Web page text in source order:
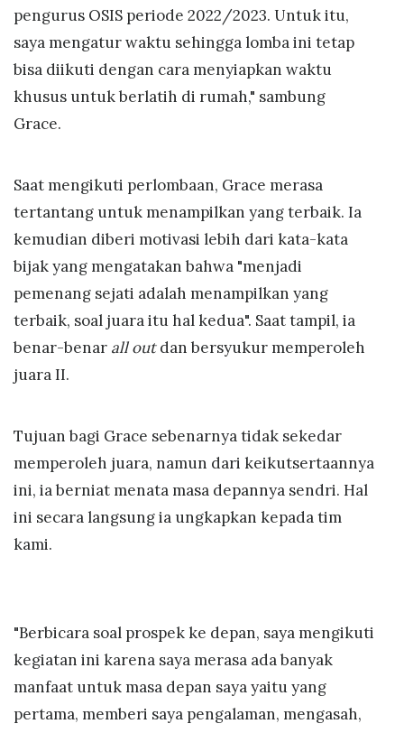
pengurus OSIS periode 2022/2023. Untuk itu,
saya mengatur waktu sehingga lomba ini tetap
bisa diikuti dengan cara menyiapkan waktu
khusus untuk berlatih di rumah," sambung
Grace.
Saat mengikuti perlombaan, Grace merasa
tertantang untuk menampilkan yang terbaik. Ia
kemudian diberi motivasi lebih dari kata-kata
bijak yang mengatakan bahwa "menjadi
pemenang sejati adalah menampilkan yang
terbaik, soal juara itu hal kedua". Saat tampil, ia
benar-benar all outdan bersyukur memperoleh
juara II.
Tujuan bagi Grace sebenarnya tidak sekedar
memperoleh juara, namun dari keikutsertaannya
ini, ia berniat menata masa depannya sendri. Hal
ini secara langsung ia ungkapkan kepada tim
kami.
"Berbicara soal prospek ke depan, saya mengikuti
kegiatan ini karena saya merasa ada banyak
manfaat untuk masa depan saya yaitu yang
pertama, memberi saya pengalaman, mengasah,